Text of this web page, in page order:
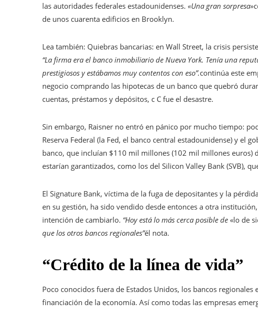
las autoridades federales estadounidenses. «Una gran sorpresa»
de unos cuarenta edificios en Brooklyn.
Lea también: Artículo
reservado
para
nuestros
suscriptores
Quiebras bancarias: en Wall Street, la crisis
“La firma era el banco inmobiliario de Nueva York. Tenía una
prestigiosos y estábamos muy contentos con eso”.continúa este
negocio comprando las hipotecas de un banco que quebró
cuentas, préstamos y depósitos, c C fue el desastre.
Sin embargo, Raisner no entró en pánico por mucho tiempo:
Reserva Federal (la Fed, el banco central estadounidense) y el
banco, que incluían $110 mil millones (102 mil millones euros)
estarían garantizados, como los del Silicon Valley Bank (SVB),
El Signature Bank, víctima de la fuga de depositantes y la
en su gestión, ha sido vendido desde entonces a otra
intención de cambiarlo. “Hoy está lo más cerca posible de «lo de
que los otros bancos regionales”él nota.
“Crédito de la línea de vida”
Poco conocidos fuera de Estados Unidos, los bancos
financiación de la economía. Así como todas las empresas